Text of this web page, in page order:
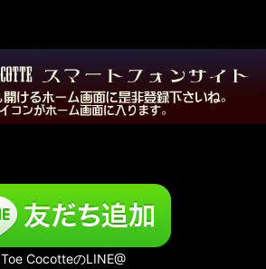
Toe CocotteのLINE@